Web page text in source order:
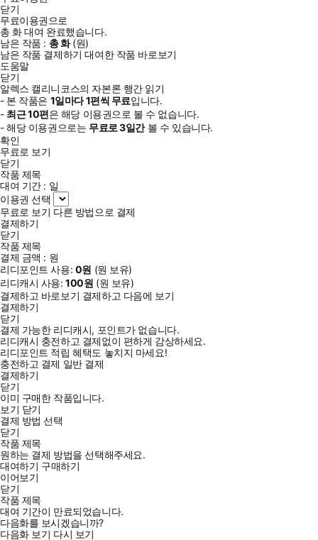
닫기
무료이용권으로
총 화대여 완료했습니다.
남은 작품 : 총화(원)
남은 작품 결제하기 대여한 작품 바로보기
도움말
닫기
알렉스 캘리니코스의 자본론 행간 읽기
- 본 작품은 1일마다1편씩 무료입니다.
- 최근10편은 해당 이용권으로 볼 수 없습니다.
- 해당 이용권으로는 무료로3일간볼 수 있습니다.
확인
무료로 보기
닫기
작품 제목
대여 기간 : 일
이용권 선택
무료로 보기 다른 방법으로 결제
결제하기
닫기
작품 제목
결제 금액 : 원
리디포인트 사용: 0원 (원 보유)
리디캐시 사용:100원 (원 보유)
결제하고 바로보기 결제하고 다음에 보기
결제하기
닫기
결제 가능한 리디캐시, 포인트가 없습니다.
리디캐시 충전하고 결제없이 편하게 감상하세요.
리디포인트 적립 혜택도 놓치지 마세요!
충전하고 결제 일반 결제
결제하기
닫기
이미 구매한 작품입니다.
보기 닫기
결제 방법 선택
닫기
작품 제목
원하는 결제 방법을 선택해주세요.
대여하기 구매하기
이어보기
닫기
작품 제목
대여 기간이 만료되었습니다.
다음화를 보시겠습니까?
다음화 보기 다시 보기